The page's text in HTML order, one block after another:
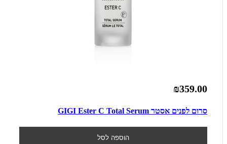
₪359.00
סרום לפנים אסטר GIGI Ester C Total Serum
הוספה לסל